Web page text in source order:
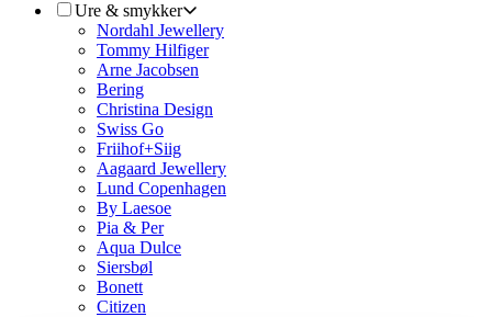
Ure & smykker
Nordahl Jewellery
Tommy Hilfiger
Arne Jacobsen
Bering
Christina Design
Swiss Go
Friihof+Siig
Aagaard Jewellery
Lund Copenhagen
By Laesoe
Pia & Per
Aqua Dulce
Siersbøl
Bonett
Citizen